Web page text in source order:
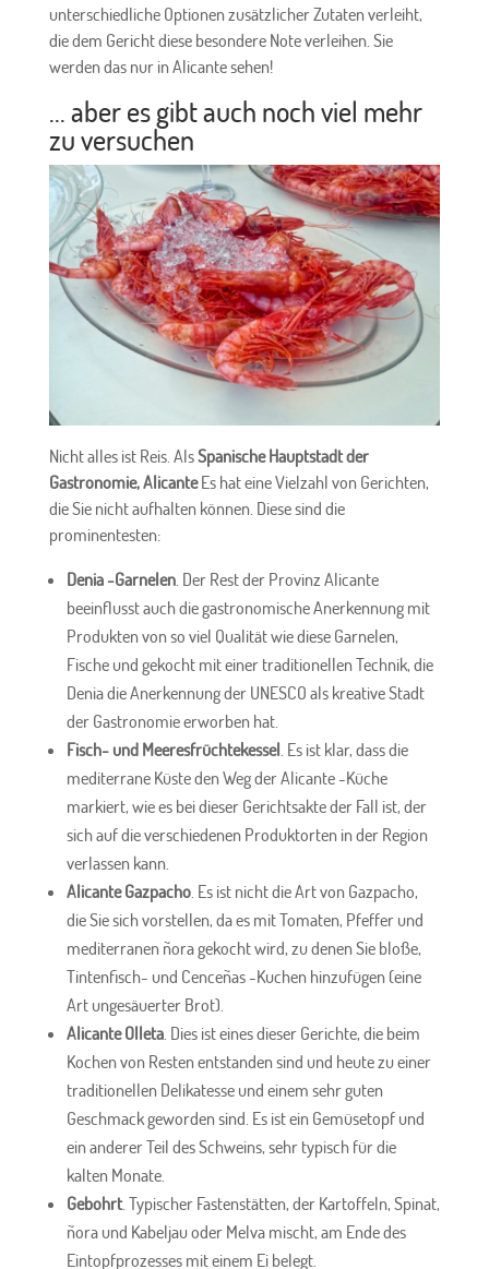
unterschiedliche Optionen zusätzlicher Zutaten verleiht,
die dem Gericht diese besondere Note verleihen. Sie
werden das nur in Alicante sehen!
... aber es gibt auch noch viel mehr
zu versuchen
Nicht alles ist Reis. AlsSpanische Hauptstadt der
Gastronomie, AlicanteEs hat eine Vielzahl von Gerichten,
die Sie nicht aufhalten können. Diese sind die
prominentesten:
Denia -Garnelen. Der Rest der Provinz Alicante
beeinflusst auch die gastronomische Anerkennung mit
Produkten von so viel Qualität wie diese Garnelen,
Fische und gekocht mit einer traditionellen Technik, die
Denia die Anerkennung der UNESCO als kreative Stadt
der Gastronomie erworben hat.
Fisch- und Meeresfrüchtekessel . Es ist klar, dass die
mediterrane Küste den Weg der Alicante -Küche
markiert, wie es bei dieser Gerichtsakte der Fall ist, der
sich auf die verschiedenen Produktorten in der Region
verlassen kann.
Alicante Gazpacho. Es ist nicht die Art von Gazpacho,
die Sie sich vorstellen, da es mit Tomaten, Pfeffer und
mediterranen ñora gekocht wird, zu denen Sie bloße,
Tintenfisch- und Cenceñas -Kuchen hinzufügen (eine
Art ungesäuerter Brot).
Alicante Olleta. Dies ist eines dieser Gerichte, die beim
Kochen von Resten entstanden sind und heute zu einer
traditionellen Delikatesse und einem sehr guten
Geschmack geworden sind. Es ist ein Gemüsetopf und
ein anderer Teil des Schweins, sehr typisch für die
kalten Monate.
Gebohrt. Typischer Fastenstätten, der Kartoffeln, Spinat,
ñora und Kabeljau oder Melva mischt, am Ende des
Eintopfprozesses mit einem Ei belegt.